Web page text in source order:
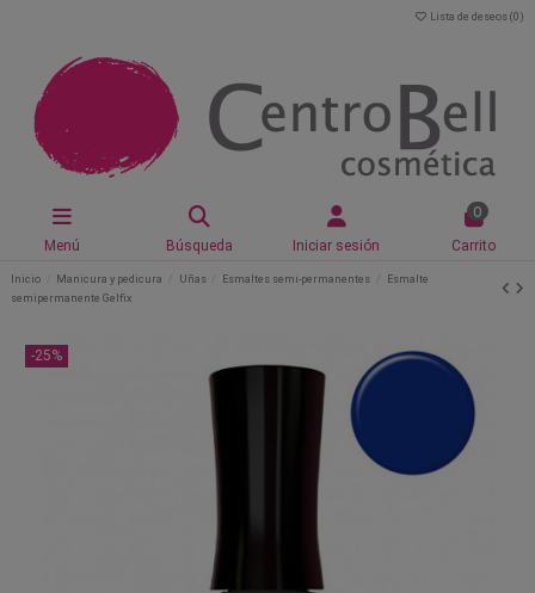
Lista de deseos (0 )
Menú Búsqueda Iniciar sesión
0
Carrito
Inicio Manicura y pedicura Uñas Esmaltes semi-permanentes
Esmalte
semipermanente Gelfix
-25%